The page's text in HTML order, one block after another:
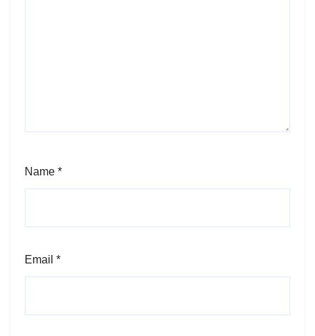
Name *
Email *